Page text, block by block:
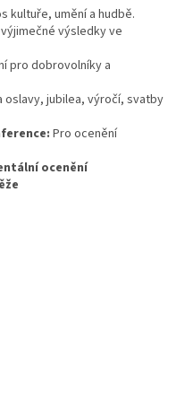
kultuře, umění a hudbě.
výsledky ve
pro dobrovolníky a
oslavy, jubilea, výročí, svatby
Pro ocenění
ocenění